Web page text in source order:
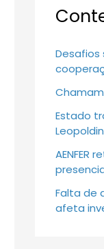
Desafios
Estado
AENFER
Falta de
afeta